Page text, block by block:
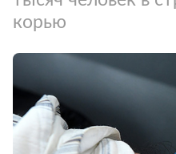
корью